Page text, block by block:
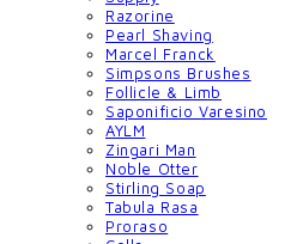
Razorine
Pearl Shaving
Marcel Franck
Simpsons Brushes
Follicle & Limb
Saponificio Varesino
AYLM
Zingari Man
Noble Otter
Stirling Soap
Tabula Rasa
Proraso